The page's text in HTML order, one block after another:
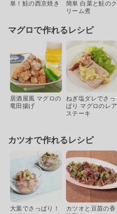
単！鮭の西京焼き
簡単 白菜と鮭のク
リーム煮
マグロで作れるレシピ
居酒屋風 マグロの
竜田揚げ
ねぎ塩ダレでさっ
ぱり マグロのレア
ステーキ
カツオで作れるレシピ
大葉でさっぱり！
カツオと豆苗の香